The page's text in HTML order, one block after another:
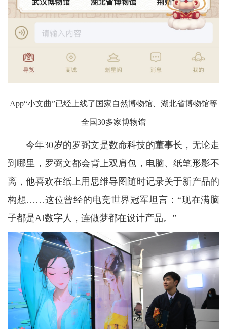
App“小文曲”已经上线了国家自然博物馆、湖北省博物馆等
全国30多家博物馆
今年30岁的罗弼文是数命科技的董事长，无论走
到哪里，罗弼文都会背上双肩包，电脑、纸笔形影不
离，他喜欢在纸上用思维导图随时记录关于新产品的
构想……这位曾经的电竞世界冠军坦言：“现在满脑
子都是AI数字人，连做梦都在设计产品。”